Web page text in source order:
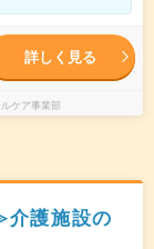
詳しく見る
ケア事業部
護施設の